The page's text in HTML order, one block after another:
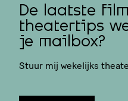
De laatste
theatertips
je mailbox?
Stuur mij wekelijks